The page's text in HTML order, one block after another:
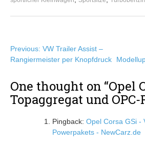
Beitragsnavigation
Previous: VW Trailer Assist –
Rangiermeister per Knopfdruck
One thought on “Opel
Topaggregat und
Pingback: Opel Corsa GSi -
Powerpakets - NewCarz.de